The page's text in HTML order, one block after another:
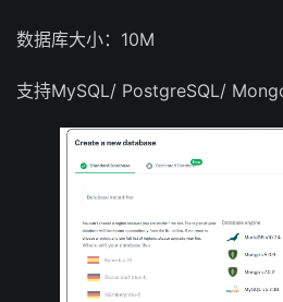
数据库大小：10M
支持MySQL/ PostgreSQL/